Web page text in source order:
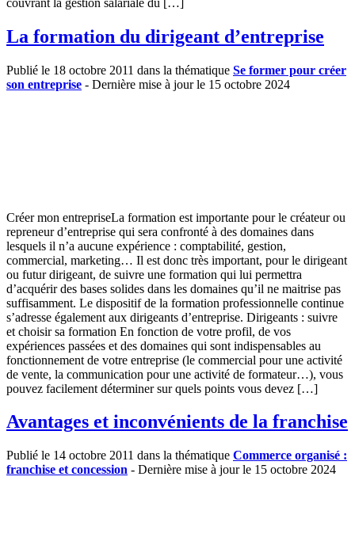
La formation du dirigeant d’entreprise
Publié le 18 octobre 2011 dans la thématique Se former pour créer
son entreprise - Dernière mise à jour le 15 octobre 2024
Créer mon entrepriseLa formation est importante pour le créateur ou
repreneur d’entreprise qui sera confronté à des domaines dans
lesquels il n’a aucune expérience : comptabilité, gestion,
commercial, marketing… Il est donc très important, pour le dirigeant
ou futur dirigeant, de suivre une formation qui lui permettra
d’acquérir des bases solides dans les domaines qu’il ne maitrise pas
suffisamment. Le dispositif de la formation professionnelle continue
s’adresse également aux dirigeants d’entreprise. Dirigeants : suivre
et choisir sa formation En fonction de votre profil, de vos
expériences passées et des domaines qui sont indispensables au
fonctionnement de votre entreprise (le commercial pour une activité
de vente, la communication pour une activité de formateur…), vous
pouvez facilement déterminer sur quels points vous devez […]
Avantages et inconvénients de la franchise
Publié le 14 octobre 2011 dans la thématique Commerce organisé :
franchise et concession - Dernière mise à jour le 15 octobre 2024